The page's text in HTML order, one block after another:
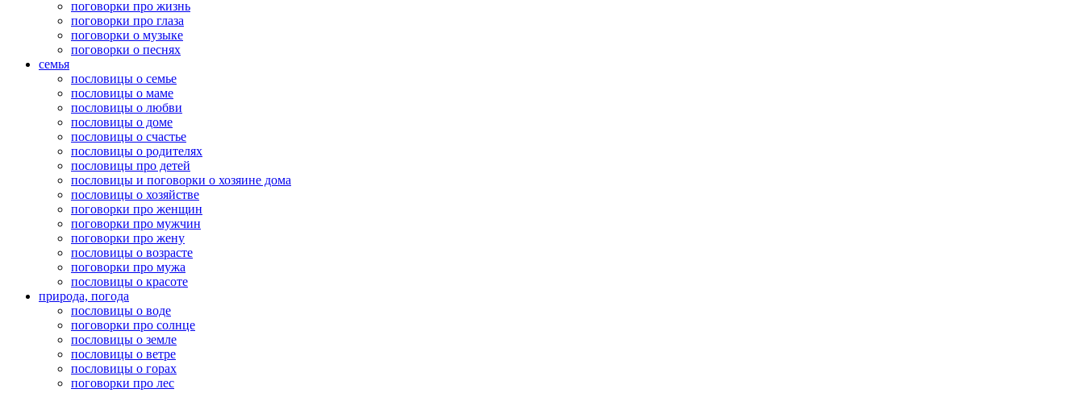
поговорки про жизнь
поговорки про глаза
поговорки о музыке
поговорки о песнях
семья
пословицы о семье
пословицы о маме
пословицы о любви
пословицы о доме
пословицы о счастье
пословицы о родителях
пословицы про детей
пословицы и поговорки о хозяине дома
пословицы о хозяйстве
поговорки про женщин
поговорки про мужчин
поговорки про жену
пословицы о возрасте
поговорки про мужа
пословицы о красоте
природа, погода
пословицы о воде
поговорки про солнце
пословицы о земле
пословицы о ветре
пословицы о горах
поговорки про лес